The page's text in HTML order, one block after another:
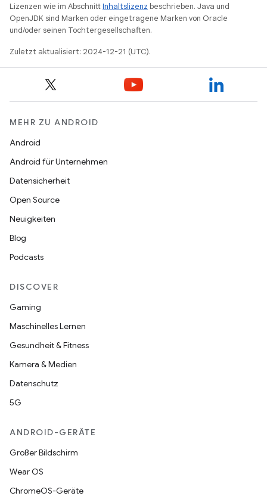
Lizenzen wie im AbschnittInhaltslizenz beschrieben. Java und
OpenJDK sind Marken oder eingetragene Marken von Oracle
und/oder seinen Tochtergesellschaften.
Zuletzt aktualisiert: 2024-12-21 (UTC).
MEHR ZU ANDROID
Android
Android für Unternehmen
Datensicherheit
Open Source
Neuigkeiten
Blog
Podcasts
DISCOVER
Gaming
Maschinelles Lernen
Gesundheit & Fitness
Kamera & Medien
Datenschutz
5G
ANDROID-GERÄTE
Großer Bildschirm
Wear OS
ChromeOS-Geräte